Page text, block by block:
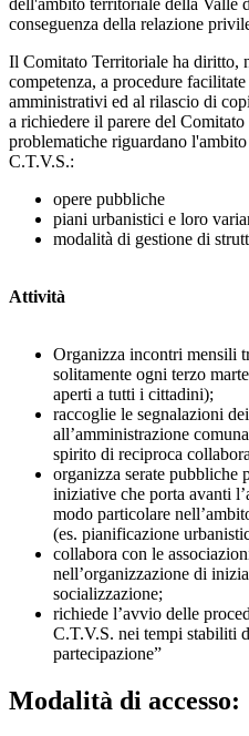
conseguenza della relazione
Il Comitato Territoriale ha diritto,
competenza, a procedure
amministrativi ed al rilascio di
a richiedere il parere del
problematiche riguardano
C.T.V.S.:
opere pubbliche
piani urbanistici e loro
modalità di gestione di
Attività
Organizza incontri mensili
solitamente ogni terzo
aperti a tutti i cittadini);
raccoglie le segnalazioni
all’amministrazione
spirito di reciproca
organizza serate pubbliche
iniziative che porta avanti
modo particolare
(es. pianificazione
collabora con le
nell’organizzazione di
socializzazione;
richiede l’avvio delle
C.T.V.S. nei tempi stabiliti
partecipazione”
Modalità di accesso: